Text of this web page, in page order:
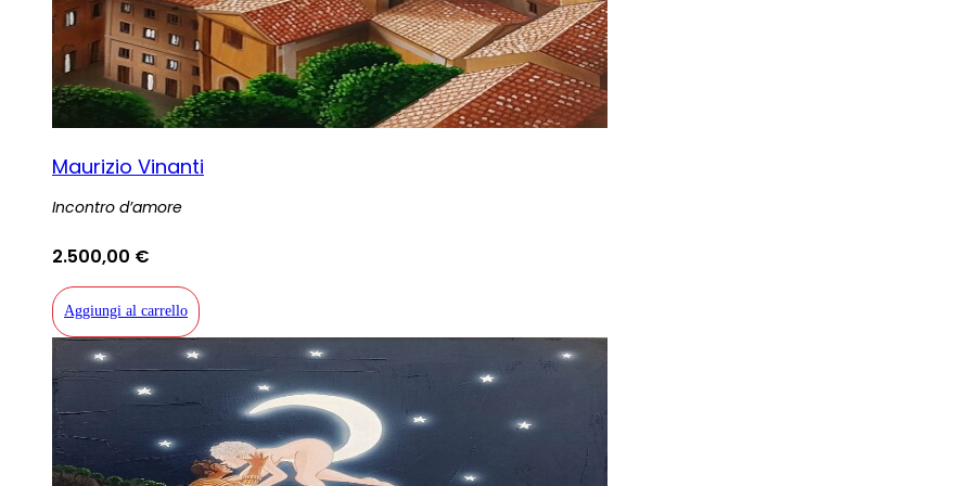
Maurizio Vinanti
Incontro d’amore
2.500,00 €
Aggiungi al carrello